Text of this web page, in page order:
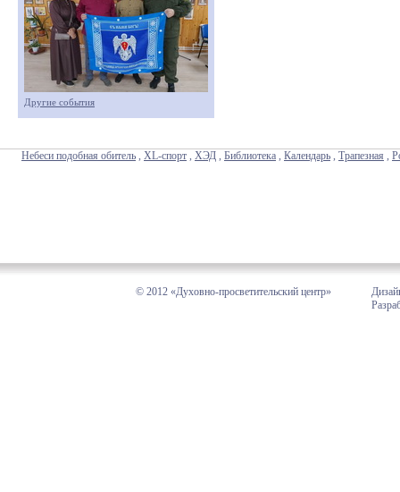
Другие события
Небеси подобная обитель , XL-спорт , ХЭД , Библиотека , Календарь , Трапезная ,
© 2012 «Духовно-просветительский центр»